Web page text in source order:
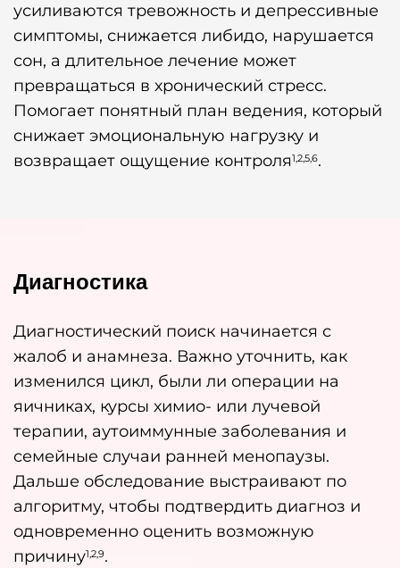
усиливаются тревожность и депрессивные
симптомы, снижается либидо, нарушается
сон, а длительное лечение может
превращаться в хронический стресс.
Помогает понятный план ведения, который
снижает эмоциональную нагрузку и
возвращает ощущение контроля1,2,5,6.
Диагностика
Диагностический поиск начинается с
жалоб и анамнеза. Важно уточнить, как
изменился цикл, были ли операции на
яичниках, курсы химио- или лучевой
терапии, аутоиммунные заболевания и
семейные случаи ранней менопаузы.
Дальше обследование выстраивают по
алгоритму, чтобы подтвердить диагноз и
одновременно оценить возможную
причину1,2,9.